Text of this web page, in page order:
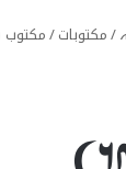
/مکتوبات/مکتوب